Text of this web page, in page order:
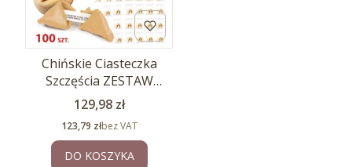
Chińskie Ciasteczka
Szczęścia ZESTAW
Ciasteczek z wróżbą
100szt.
Cena
129,98 zł
Cena
123,79 złbez VAT
DO KOSZYKA